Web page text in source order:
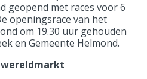
geopend met races voor 6
openingsrace van het
om 19.30 uur gehouden
en Gemeente Helmond.